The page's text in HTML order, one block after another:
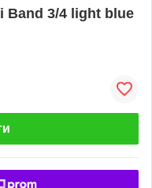
Band 3/4 light blue